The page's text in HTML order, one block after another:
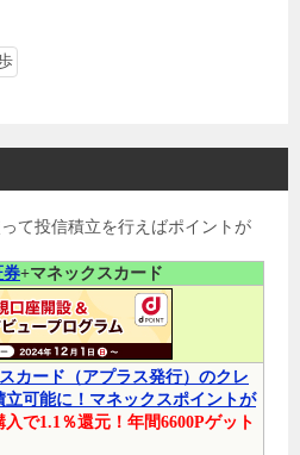
て投信積立を行えばポイントが
券+マネックスカード
カード（アプラス発行）のクレ
可能に！マネックスポイントが
で1.1％還元！年間6600Pゲット